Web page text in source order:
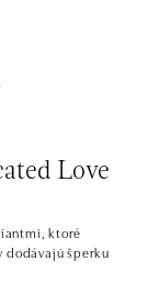
Love
ktoré
dodávajú šperku